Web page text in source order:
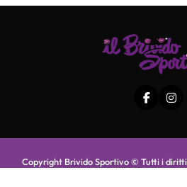
Copyright Brivido Sportivo © Tutti i